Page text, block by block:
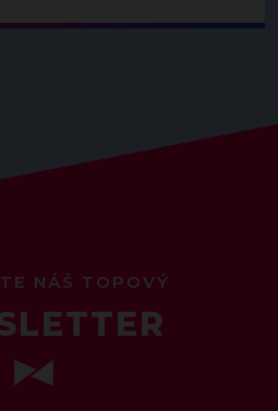
NÁŠ TOPOVÝ